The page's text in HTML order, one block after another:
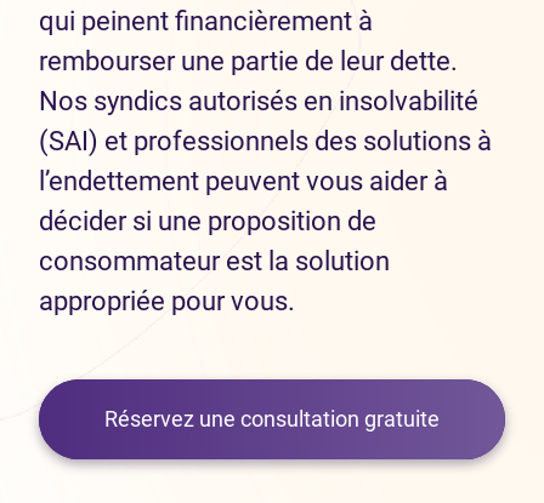
qui peinent financièrement à
rembourser une partie de leur dette.
Nos syndics autorisés en insolvabilité
(SAI) et professionnels des solutions à
l’endettement peuvent vous aider à
décider si une proposition de
consommateur est la solution
appropriée pour vous.
Réservez une consultation gratuite